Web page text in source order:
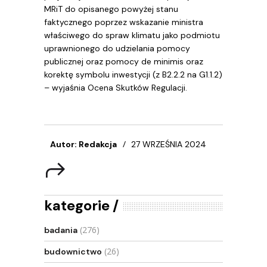
MRiT do opisanego powyżej stanu
faktycznego poprzez wskazanie ministra
właściwego do spraw klimatu jako podmiotu
uprawnionego do udzielania pomocy
publicznej oraz pomocy de minimis oraz
korektę symbolu inwestycji (z B2.2.2 na G1.1.2)
– wyjaśnia Ocena Skutków Regulacji.
Autor: Redakcja 27 WRZEŚNIA 2024
kategorie
badania (276)
budownictwo (26)